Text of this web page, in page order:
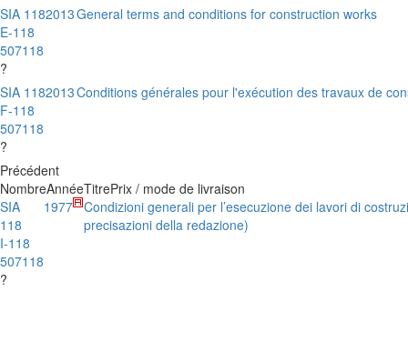
SIA 118
E-118
507118
?
2013General terms and conditions for construction works
SIA 118
F-118
507118
?
2013Conditions générales pour l'exécution des travaux de
Précédent
NombreAnnéeTitrePrix / mode de livraison
SIA
118
I-118
507118
?
1977 Condizioni generali per l’esecuzione dei lavori di
precisazioni della redazione)